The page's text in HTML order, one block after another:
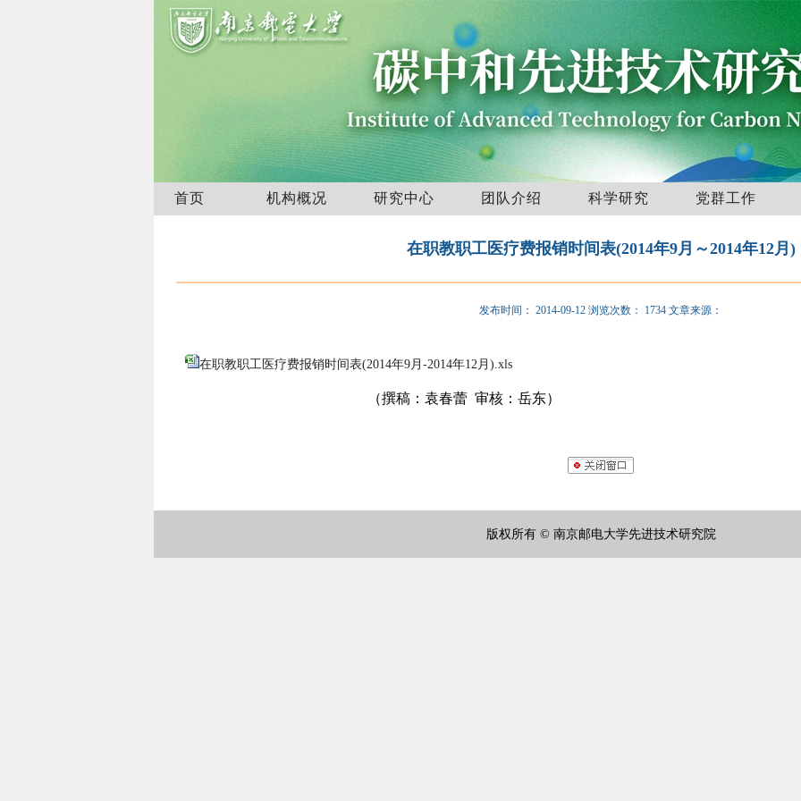
首页 机构概况 研究中心 团队介绍 科学研究 党群工作
在职教职工医疗费报销时间表(2014年9月～2014年12月)
发布时间： 2014-09-12 浏览次数： 1734 文章来源：
在职教职工医疗费报销时间表(2014年9月-2014年12月).xls
（撰稿：袁春蕾 审核：岳东）
版权所有 © 南京邮电大学先进技术研究院